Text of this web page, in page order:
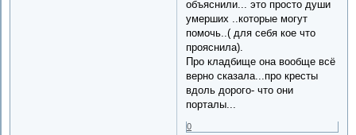
объяснили... это просто души
умерших ..которые могут
помочь..( для себя кое что
прояснила).
Про кладбище она вообще всё
верно сказала...про кресты
вдоль дорого- что они
порталы...
0